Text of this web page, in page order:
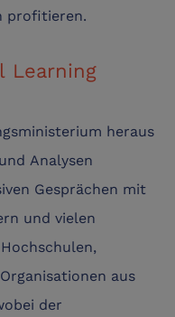
profitieren.
Learning
heraus
Analysen
Gesprächen mit
und vielen
aus
der